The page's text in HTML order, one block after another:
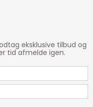
eksklusive tilbud og
tid afmelde igen.